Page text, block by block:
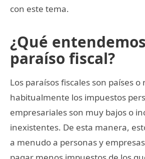
con este tema.
¿Qué
paraíso fiscal?
Los paraísos fiscales son países
habitualmente los impuestos
empresariales son muy bajos o
inexistentes. De esta manera,
a menudo a personas y